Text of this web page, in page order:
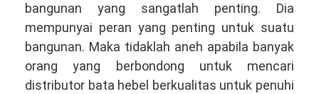
bangunan yang sangatlah penting. Dia
mempunyai peran yang penting untuk suatu
bangunan. Maka tidaklah aneh apabila banyak
orang yang berbondong untuk mencari
distributor bata hebel berkualitas untuk penuhi